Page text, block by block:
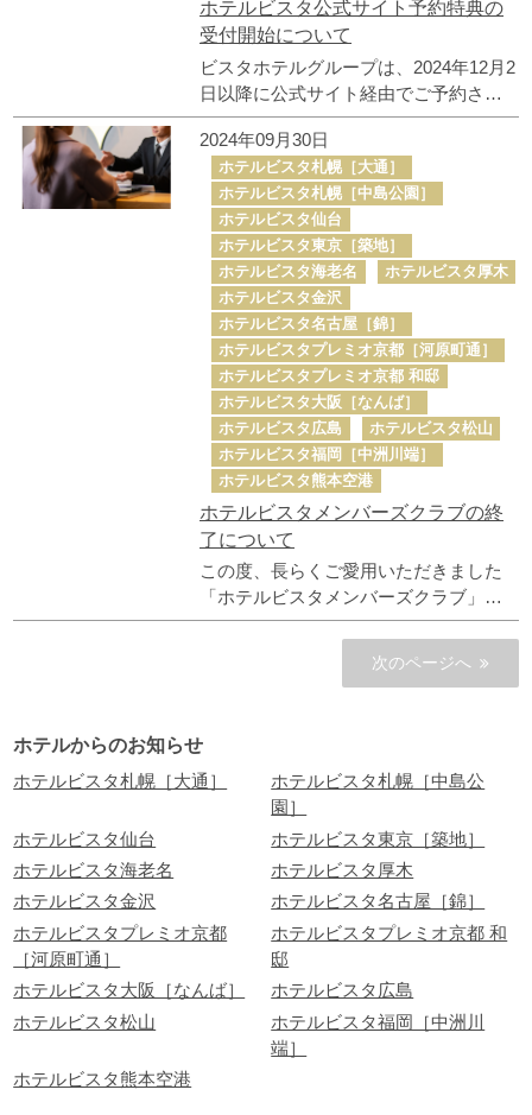
ホテルビスタ公式サイト予約特典の
受付開始について
ビスタホテルグループは、2024年12月2
日以降に公式サイト経由でご予約され
るお客様を対象に、新たなサービスを
はじめました。 最もお得な料金や公式
サイト限定の宿泊プランと客室、プラ
スアルファの快適さを、初めてホテル
ビスタをご利用されるお客様にも、”い
つもの” お客様にも。 すべてのお客様に
寄り添った特典をご用意します。
2024年09月30日
ホテルビスタ札幌［大通］
ホテルビスタ札幌［中島公園］
ホテルビスタ仙台
ホテルビスタ東京［築地］
ホテルビスタ海老名
ホテルビスタ厚木
ホテルビスタ金沢
ホテルビスタ名古屋［錦］
ホテルビスタプレミオ京都［河原町通］
ホテルビスタプレミオ京都 和邸
ホテルビスタ大阪［なんば］
ホテルビスタ広島
ホテルビスタ松山
ホテルビスタ福岡［中洲川端］
ホテルビスタ熊本空港
ホテルビスタメンバーズクラブの終
了について
この度、長らくご愛用いただきました
「ホテルビスタメンバーズクラブ」を
終了する運びとなりました。 これまで
こと、心より感謝申し上げます。 つき
ください。
次のページへ
ホテルからのお知らせ
ホテルビスタ札幌［大通］
ホテルビスタ札幌［中島公
園］
ホテルビスタ仙台
ホテルビスタ東京［築地］
ホテルビスタ海老名
ホテルビスタ厚木
ホテルビスタ金沢
ホテルビスタ名古屋［錦］
ホテルビスタプレミオ京都
［河原町通］
ホテルビスタプレミオ京都 和
邸
ホテルビスタ大阪［なんば］
ホテルビスタ広島
ホテルビスタ松山
ホテルビスタ福岡［中洲川
端］
ホテルビスタ熊本空港